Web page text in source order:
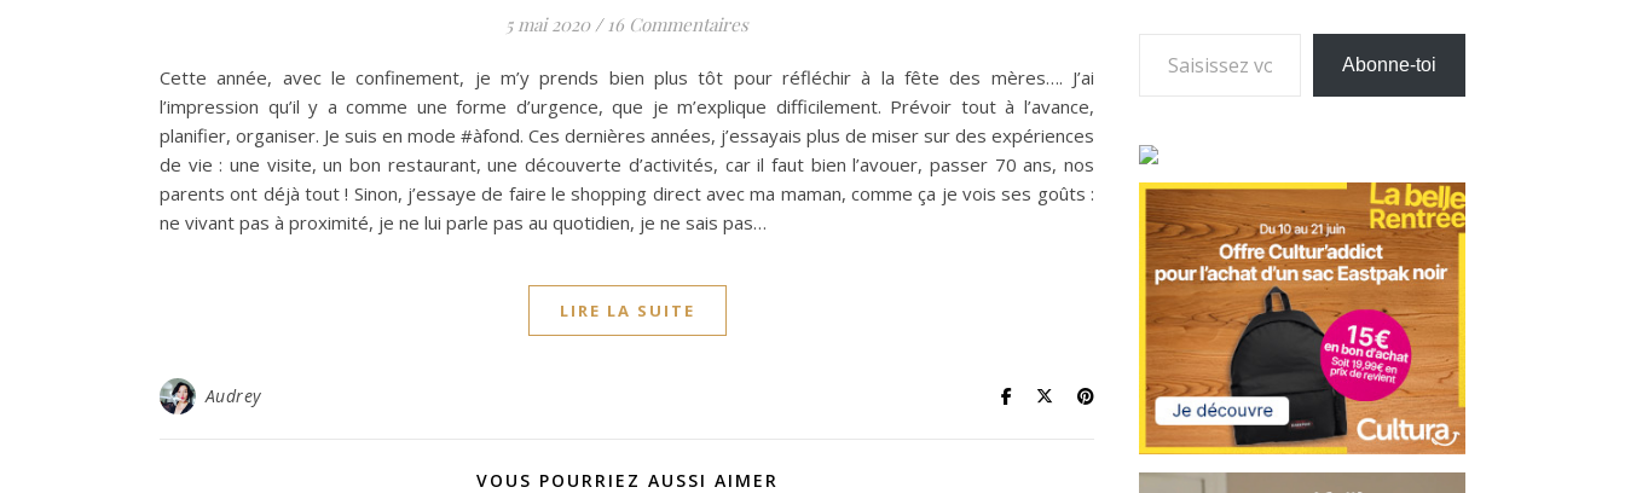
5 mai 2020 / 16 Commentaires
Cette année, avec le confinement, je m’y prends bien plus tôt pour réfléchir à la fête des mères…. J’ai
l’impression qu’il y a comme une forme d’urgence, que je m’explique difficilement. Prévoir tout à l’avance,
planifier, organiser. Je suis en mode #àfond. Ces dernières années, j’essayais plus de miser sur des expériences
de vie : une visite, un bon restaurant, une découverte d’activités, car il faut bien l’avouer, passer 70 ans, nos
parents ont déjà tout ! Sinon, j’essaye de faire le shopping direct avec ma maman, comme ça je vois ses goûts :
ne vivant pas à proximité, je ne lui parle pas au quotidien, je ne sais pas…
LIRE LA SUITE
Audrey
VOUS POURRIEZ AUSSI AIMER
Saisissez votre adresse e-mail…
Abonne-toi